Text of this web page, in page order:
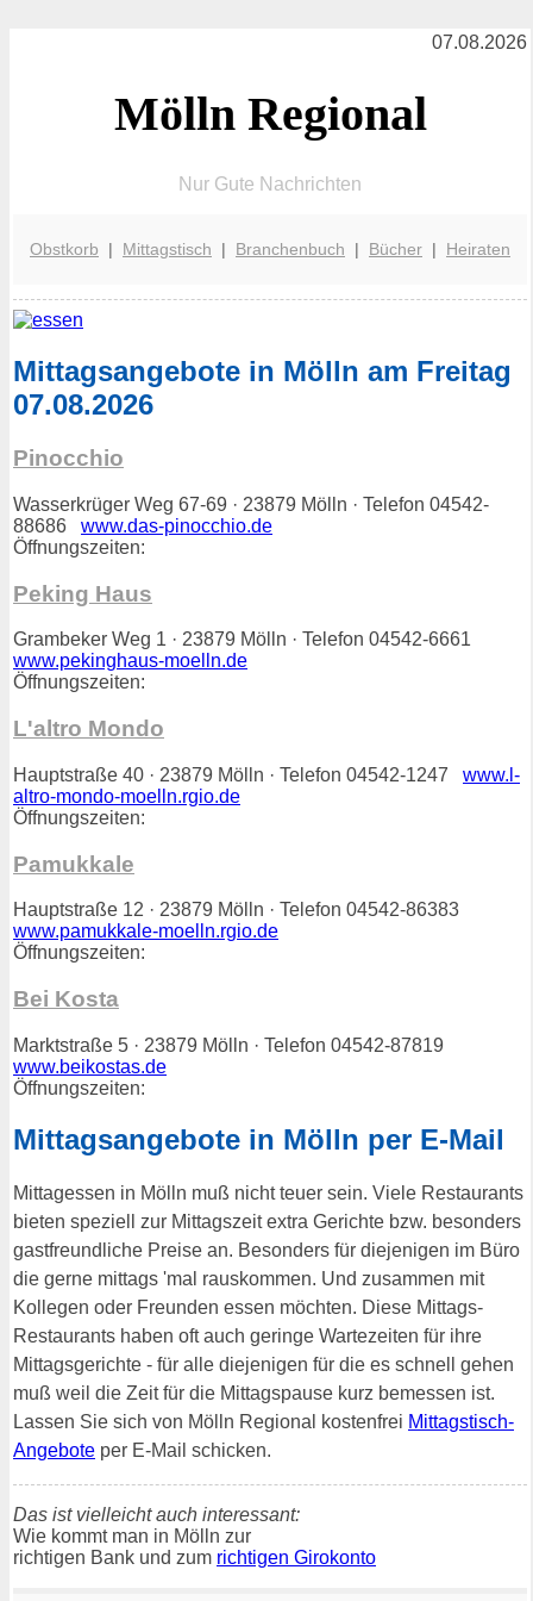
07.08.2026
Mölln Regional
Nur Gute Nachrichten
Obstkorb | Mittagstisch | Branchenbuch | Bücher | Heiraten
Mittagsangebote in Mölln am Freitag
07.08.2026
Pinocchio
Wasserkrüger Weg 67-69 · 23879 Mölln · Telefon 04542-
88686 www.das-pinocchio.de
Öffnungszeiten:
Peking Haus
Grambeker Weg 1 · 23879 Mölln · Telefon 04542-6661
www.pekinghaus-moelln.de
Öffnungszeiten:
L'altro Mondo
Hauptstraße 40 · 23879 Mölln · Telefon 04542-1247 www.l-
altro-mondo-moelln.rgio.de
Öffnungszeiten:
Pamukkale
Hauptstraße 12 · 23879 Mölln · Telefon 04542-86383
www.pamukkale-moelln.rgio.de
Öffnungszeiten:
Bei Kosta
Marktstraße 5 · 23879 Mölln · Telefon 04542-87819
www.beikostas.de
Öffnungszeiten:
Mittagsangebote in Mölln per E-Mail
Mittagessen in Mölln muß nicht teuer sein. Viele Restaurants
bieten speziell zur Mittagszeit extra Gerichte bzw. besonders
gastfreundliche Preise an. Besonders für diejenigen im Büro
die gerne mittags 'mal rauskommen. Und zusammen mit
Kollegen oder Freunden essen möchten. Diese Mittags-
Restaurants haben oft auch geringe Wartezeiten für ihre
Mittagsgerichte - für alle diejenigen für die es schnell gehen
muß weil die Zeit für die Mittagspause kurz bemessen ist.
Lassen Sie sich von Mölln Regional kostenfrei Mittagstisch-
Angebote per E-Mail schicken.
Das ist vielleicht auch interessant:
Wie kommt man in Mölln zur
richtigen Bank und zum richtigen Girokonto